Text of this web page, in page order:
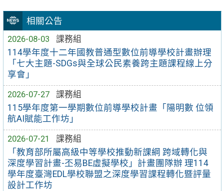
相關公告
2026-08-03
課務組
114學年度十二年國教普通型數位前導學校計畫辦理
「七大主題-SDGs與全球公民素養跨主題課程線上分
享會」
2026-07-27
課務組
115學年度第一學期數位前導學校計畫「陽明數 位領
航AI賦能工作坊」
2026-07-21
課務組
「教育部所屬高級中等學校推動新課綱 跨域轉化與
深度學習計畫-丕易BE虛擬學校」計畫團隊辦 理114
學年度臺灣EDL學校聯盟之深度學習課程轉化暨評量
設計工作坊